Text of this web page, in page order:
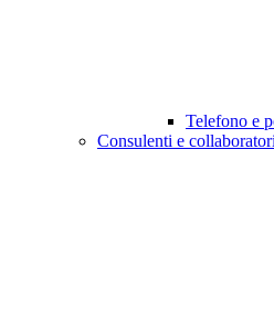
Telefono e
Consulenti e collaboratori